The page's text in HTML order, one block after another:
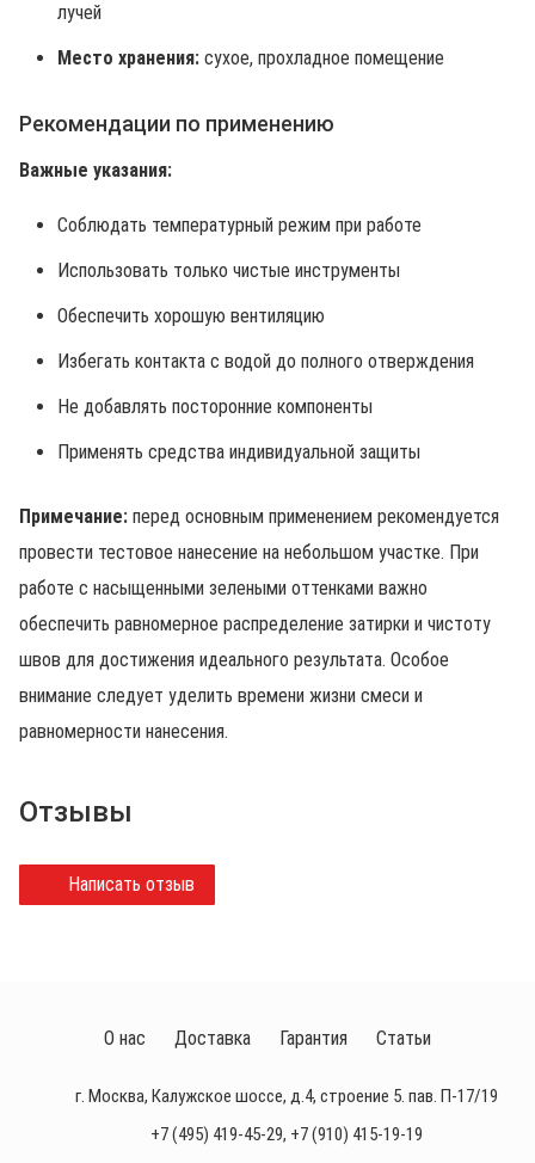
лучей
Место хранения: сухое, прохладное помещение
Рекомендации по применению
Важные указания:
Соблюдать температурный режим при работе
Использовать только чистые инструменты
Обеспечить хорошую вентиляцию
Избегать контакта с водой до полного отверждения
Не добавлять посторонние компоненты
Применять средства индивидуальной защиты
Примечание: перед основным применением рекомендуется
провести тестовое нанесение на небольшом участке. При
работе с насыщенными зелеными оттенками важно
обеспечить равномерное распределение затирки и чистоту
швов для достижения идеального результата. Особое
внимание следует уделить времени жизни смеси и
равномерности нанесения.
Отзывы
Написать отзыв
г. Москва, Калужское шоссе, д.4, строение 5. пав. П-17/19
+7 (495) 419-45-29, +7 (910) 415-19-19
О нас Доставка Гарантия Статьи